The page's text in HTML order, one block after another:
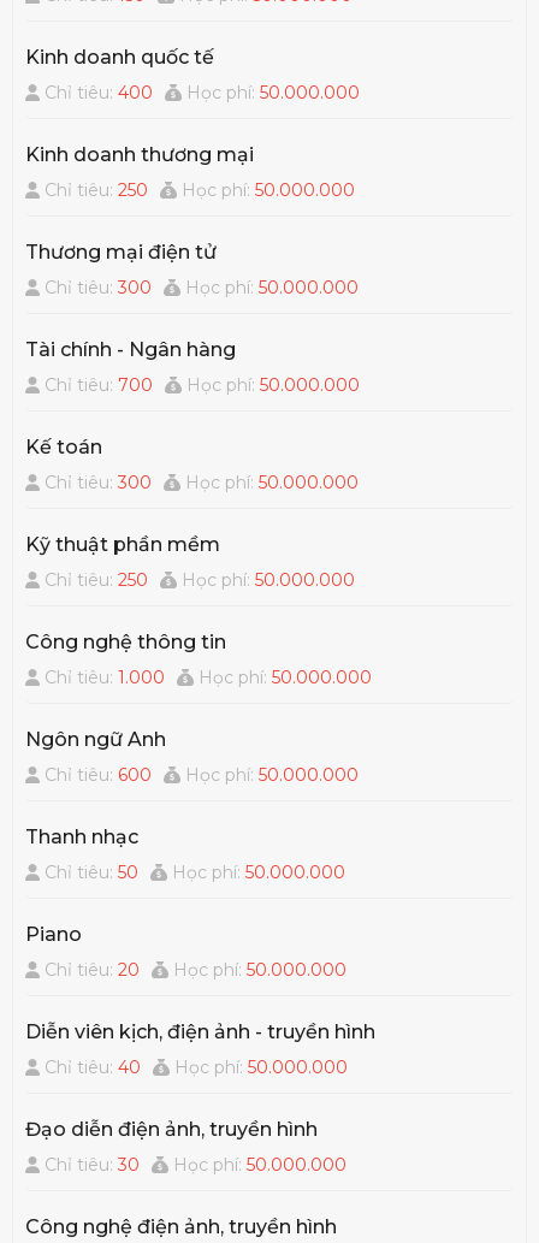
Nhân viên Tổ chức Phi Chính phủ; Giảng dạy tiếng
Hàn ở các cơ sở đào tạo chính quy và phi chính
lịch;…
Kinh doanh quốc tế
Chỉ tiêu:400 Học phí:50.000.000
Kinh doanh thương mại
Chỉ tiêu:250 Học phí:50.000.000
Thương mại điện tử
Chỉ tiêu:300 Học phí:50.000.000
Tài chính - Ngân hàng
Chỉ tiêu: 700 Học phí:50.000.000
Kế toán
Chỉ tiêu:300 Học phí:50.000.000
Kỹ thuật phần mềm
Chỉ tiêu:250 Học phí:50.000.000
Công nghệ thông tin
Chỉ tiêu:1.000 Học phí:50.000.000
Ngôn ngữ Anh
Chỉ tiêu: 600 Học phí:50.000.000
Thanh nhạc
Chỉ tiêu:50 Học phí:50.000.000
Piano
Chỉ tiêu:20 Học phí:50.000.000
Diễn viên kịch, điện ảnh - truyền hình
Chỉ tiêu:40 Học phí:50.000.000
Đạo diễn điện ảnh, truyền hình
Chỉ tiêu:30 Học phí:50.000.000
Công nghệ điện ảnh, truyền hình